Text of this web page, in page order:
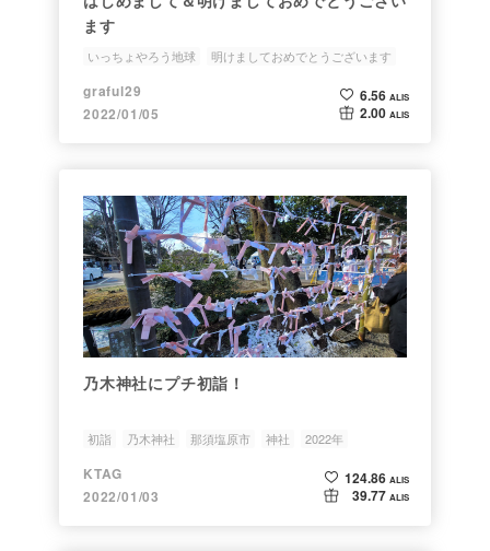
ます
いっちょやろう地球
明けましておめでとうございます
2022年
graful29
2022/01/05
6.56 ALIS
2.00 ALIS
乃木神社にプチ初詣！
初詣 乃木神社 那須塩原市 神社 2022年
KTAG
2022/01/03
124.86 ALIS
39.77 ALIS